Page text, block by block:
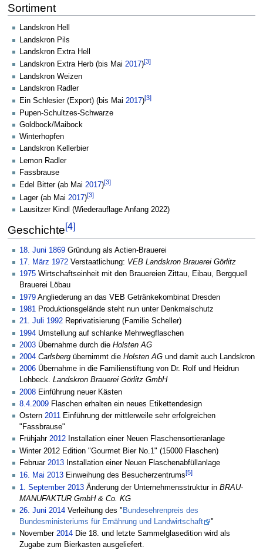
Sortiment
Landskron Hell
Landskron Pils
Landskron Extra Hell
Landskron Extra Herb (bis Mai 2017)[3]
Landskron Weizen
Landskron Radler
Ein Schlesier (Export) (bis Mai 2017)[3]
Pupen-Schultzes-Schwarze
Goldbock/Maibock
Winterhopfen
Landskron Kellerbier
Lemon Radler
Fassbrause
Edel Bitter (ab Mai 2017)[3]
Lager (ab Mai 2017)[3]
Lausitzer Kindl (Wiederauflage Anfang 2022)
Geschichte[4]
18. Juni 1869 Gründung als Actien-Brauerei
17. März 1972 Verstaatlichung: VEB Landskron Brauerei Görlitz
1975 Wirtschaftseinheit mit den Brauereien Zittau, Eibau, Bergquell
Brauerei Löbau
1979 Angliederung an das VEB Getränkekombinat Dresden
1981 Produktionsgelände steht nun unter Denkmalschutz
21. Juli 1992 Reprivatisierung (Familie Scheller)
1994 Umstellung auf schlanke Mehrwegflaschen
2003 Übernahme durch die Holsten AG
2004 Carlsberg übernimmt die Holsten AG und damit auch Landskron
2006 Übernahme in die Familienstiftung von Dr. Rolf und Heidrun
Lohbeck. Landskron Brauerei Görlitz GmbH
2008 Einführung neuer Kästen
8.4.2009 Flaschen erhalten ein neues Etikettendesign
Ostern 2011 Einführung der mittlerweile sehr erfolgreichen
"Fassbrause"
Frühjahr 2012 Installation einer Neuen Flaschensortieranlage
Winter 2012 Edition "Gourmet Bier No.1" (15000 Flaschen)
Februar 2013 Installation einer Neuen Flaschenabfüllanlage
16. Mai 2013 Einweihung des Besucherzentrums[5]
1. September 2013 Änderung der Unternehmensstruktur in BRAU-
MANUFAKTUR GmbH & Co. KG
26. Juni 2014 Verleihung des " Bundesehrenpreis des
Bundesministeriums für Ernährung und Landwirtschaft
"
November 2014 Die 18. und letzte Sammelglasedition wird als
Zugabe zum Bierkasten ausgeliefert.